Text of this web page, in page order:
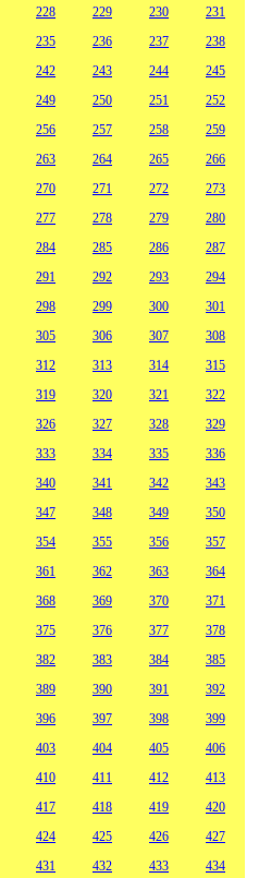
228 229 230
231
235 236 237
238
242 243 244
245
249 250 251
252
256 257 258
259
263 264 265
266
270 271 272
273
277 278 279
280
284 285 286
287
291 292 293
294
298 299 300
301
305 306 307
308
312 313 314
315
319 320 321
322
326 327 328
329
333 334 335
336
340 341 342
343
347 348 349
350
354 355 356
357
361 362 363
364
368 369 370
371
375 376 377
378
382 383 384
385
389 390 391
392
396 397 398
399
403 404 405
406
410 411 412
413
417 418 419
420
424 425 426
427
431 432 433
434